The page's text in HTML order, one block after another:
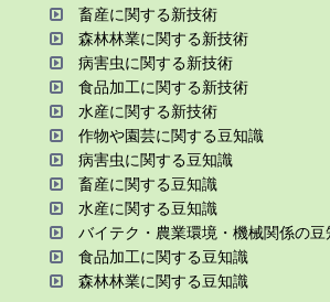
畜産に関する新技術
森林林業に関する新技術
病害⾍に関する新技術
⾷品加⼯に関する新技術
⽔産に関する新技術
作物や園芸に関する⾖知識
病害⾍に関する⾖知識
畜産に関する⾖知識
⽔産に関する⾖知識
バイテク・農業環境・機械関係の⾖
⾷品加⼯に関する⾖知識
森林林業に関する⾖知識